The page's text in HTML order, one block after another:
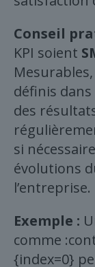
Conseil
KPI soient
définis
des
si
évolutions
l’entreprise.
Exemple :
comme
{index=0}